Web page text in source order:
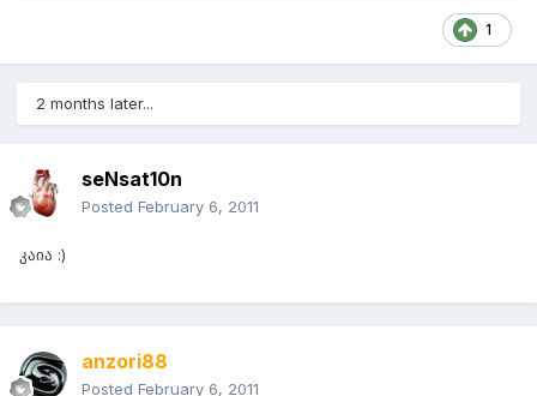
1
2 months later...
seNsat10n
Posted February 6, 2011
კაია :)
anzori88
Posted February 6, 2011